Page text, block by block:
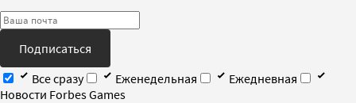
Подписаться
Все сразу
Еженедельная
Ежедневная
Новости Forbes Games